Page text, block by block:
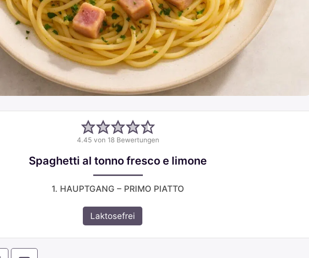
4.45von 18Bewertungen
Spaghetti al tonno fresco e limone
1. HAUPTGANG – PRIMO PIATTO
Laktosefrei